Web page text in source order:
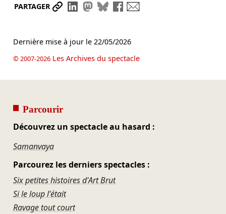
PARTAGER Partager le lien
Partager sur LinkedIn
Partager sur Mastodon
Partager sur Bluesky
Partager sur Facebook
Dernière mise à jour le 22/05/2026
© 2007-2026Les Archives du spectacle
Parcourir
Découvrez un spectacle au hasard :
Samanvaya
Parcourez les derniers spectacles :
Six petites histoires d'Art Brut
Si le loup l'était
Ravage tout court